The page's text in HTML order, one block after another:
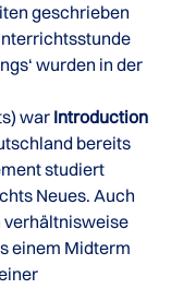
geschrieben
wurden in der
war Introduction
bereits
studiert
Neues. Auch
verhältnisweise
einem Midterm